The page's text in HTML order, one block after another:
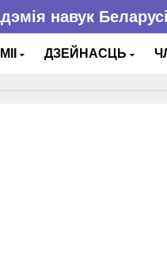
навук Беларусі
ДЗЕЙНАСЦЬ